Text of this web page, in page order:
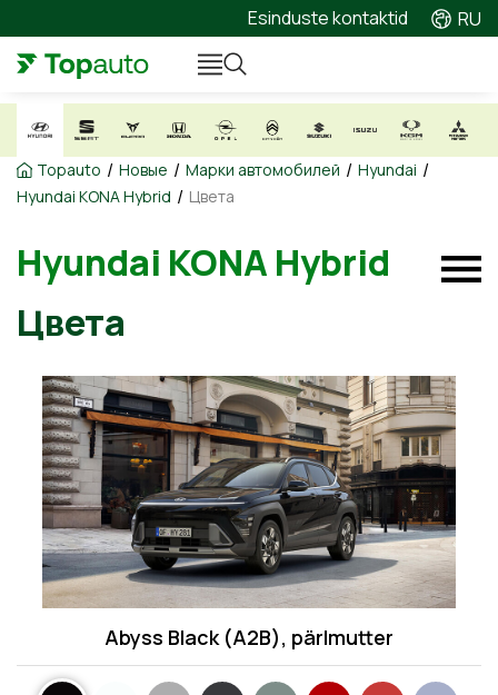
Esinduste kontaktid RU
Topauto / Новые / Марки автомобилей / Hyundai /
Hyundai KONA Hybrid / Цвета
Hyundai KONA Hybrid
Цвета
Abyss Black (A2B), pärlmutter